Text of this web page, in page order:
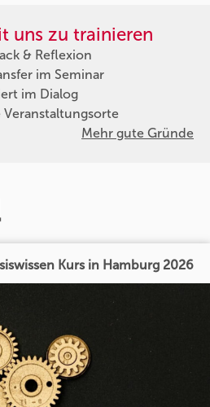
uns zu trainieren
& Reflexion
im Seminar
im Dialog
Mehr gute Gründe
Kurs in Hamburg 2026